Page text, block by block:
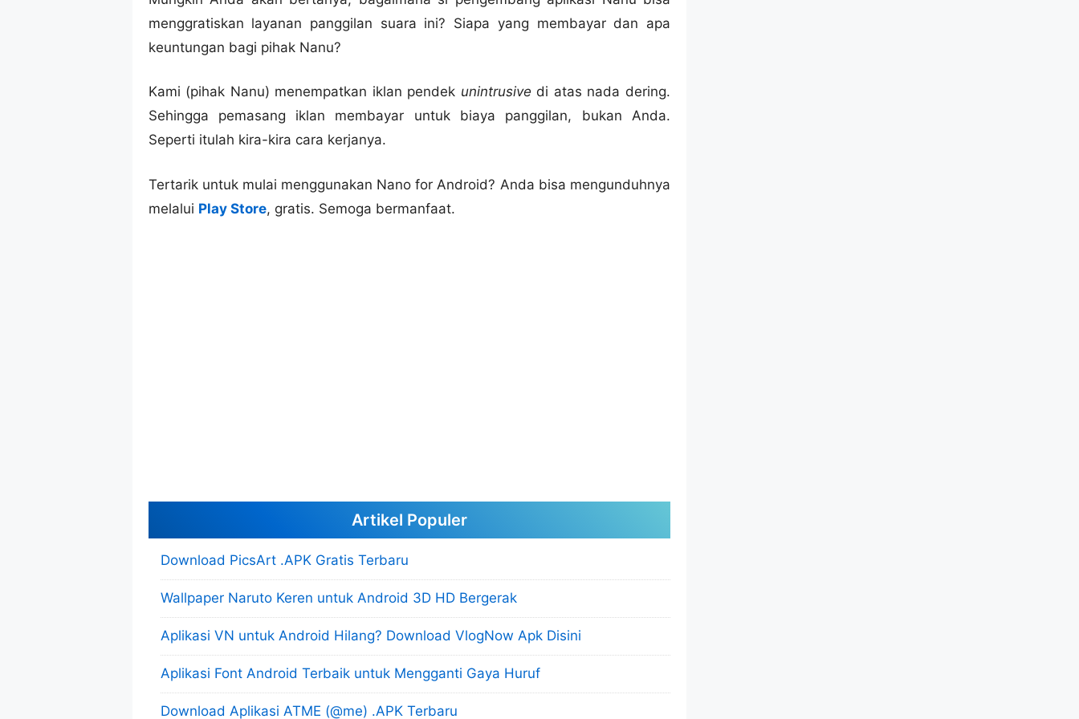
menggratiskan layanan panggilan suara ini? Siapa yang membayar dan apa
keuntungan bagi pihak Nanu?
Kami (pihak Nanu) menempatkan iklan pendek unintrusive di atas nada dering.
Sehingga pemasang iklan membayar untuk biaya panggilan, bukan Anda.
Seperti itulah kira-kira cara kerjanya.
Tertarik untuk mulai menggunakan Nano for Android? Anda bisa mengunduhnya
melalui Play Store, gratis. Semoga bermanfaat.
Artikel Populer
Download PicsArt .APK Gratis Terbaru
Wallpaper Naruto Keren untuk Android 3D HD Bergerak
Aplikasi VN untuk Android Hilang? Download VlogNow Apk Disini
Aplikasi Font Android Terbaik untuk Mengganti Gaya Huruf
Download Aplikasi ATME (@me) .APK Terbaru